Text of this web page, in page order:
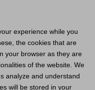
experience while you
the cookies that are
your browser as they are
of the website. We
analyze and understand
will be stored in your